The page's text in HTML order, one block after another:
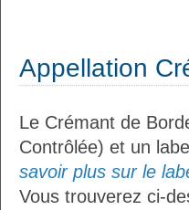
Appellation
Le Crémant de
Contrôlée) et un
savoir plus sur le
Vous trouverez ci-